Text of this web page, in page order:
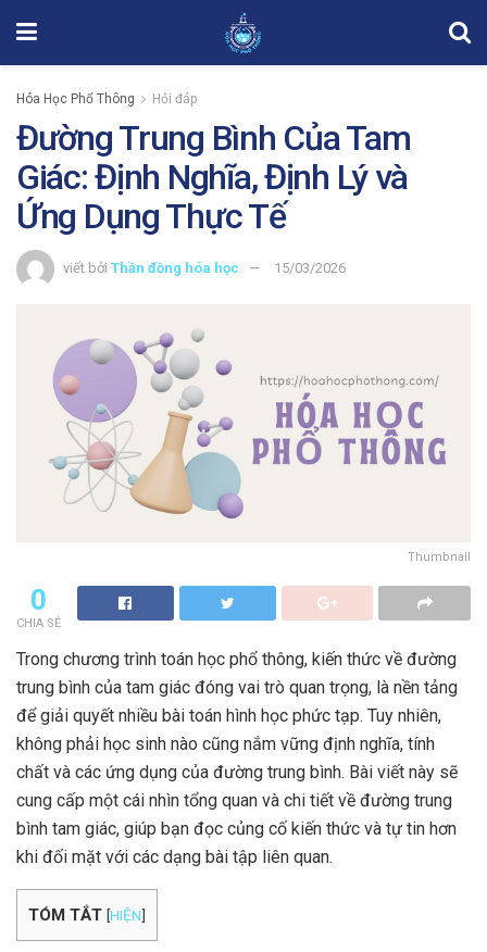
Hóa Học Phổ Thông Hỏi đáp
Đường Trung Bình Của Tam
Giác: Định Nghĩa, Định Lý và
Ứng Dụng Thực Tế
viết bởi Thần đồng hóa học 15/03/2026
Thumbnail
0
CHIA SẺ
Trong chương trình toán học phổ thông, kiến thức về đường
trung bình của tam giác đóng vai trò quan trọng, là nền tảng
để giải quyết nhiều bài toán hình học phức tạp. Tuy nhiên,
không phải học sinh nào cũng nắm vững định nghĩa, tính
chất và các ứng dụng của đường trung bình. Bài viết này sẽ
cung cấp một cái nhìn tổng quan và chi tiết về đường trung
bình tam giác, giúp bạn đọc củng cố kiến thức và tự tin hơn
khi đối mặt với các dạng bài tập liên quan.
TÓM TẮT [HIỆN]